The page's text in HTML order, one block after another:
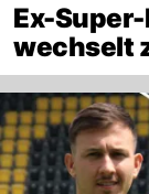
Ex-
wechselt